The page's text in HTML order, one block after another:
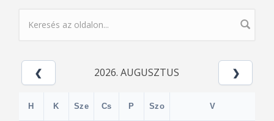
KERESÉS ŰRLAP
2026. AUGUSZTUS
H K Sze Cs P Szo V